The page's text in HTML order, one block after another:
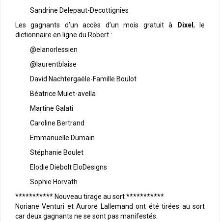
Sandrine Delepaut-Decottignies
Les gagnants d’un accès d’un mois gratuit à Dixel, le
dictionnaire en ligne du Robert :
@elanorlessien
@laurentblaise
David Nachtergaële-Famille Boulot
Béatrice Mulet-avella
Martine Galati
Caroline Bertrand
Emmanuelle Dumain
Stéphanie Boulet
Elodie Diebolt EloDesigns
Sophie Horvath
*********** Nouveau tirage au sort ***********
Noriane Venturi et Aurore Lallemand ont été tirées au sort
car deux gagnants ne se sont pas manifestés.